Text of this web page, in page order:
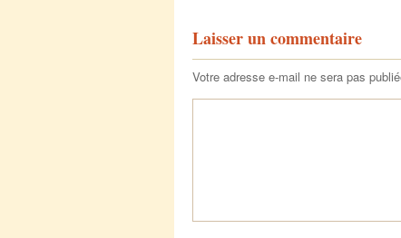
Laisser un commentaire
Votre adresse e-mail ne sera pas